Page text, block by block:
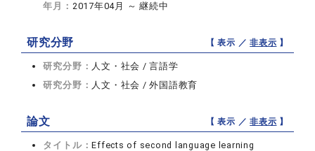
年月： 2017年04月 ～ 継続中
研究分野 【 表示 ／非表示 】
研究分野： 人文・社会 / 言語学
研究分野： 人文・社会 / 外国語教育
論文 【 表示 ／非表示 】
タイトル：Effects of second language learning